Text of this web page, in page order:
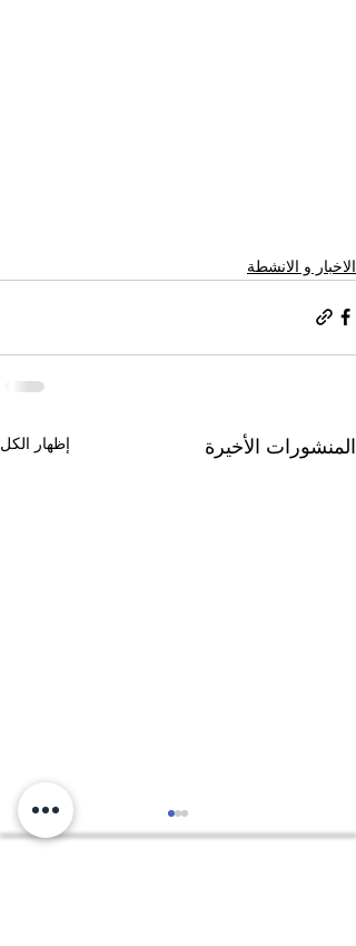
الاخبار و الانشطة
المنشورات الأخيرة إظهار الكل